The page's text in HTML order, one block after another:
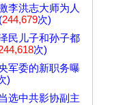
李洪志大师为人
(244,679次)
民儿子和孙子都
次)
军委的新职务曝
)
选中共影协副主